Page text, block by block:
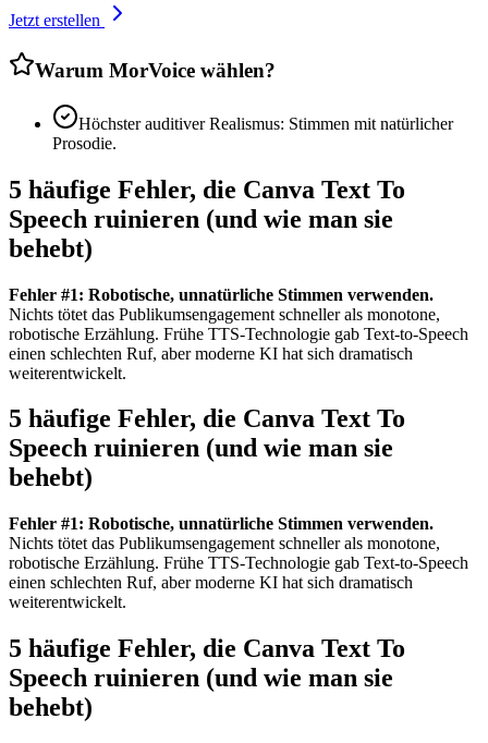
Jetzt erstellen
Warum MorVoice wählen?
Höchster auditiver Realismus: Stimmen mit natürlicher
Prosodie.
5 häufige Fehler, die Canva Text To
Speech ruinieren (und wie man sie
behebt)
Fehler #1: Robotische, unnatürliche Stimmen verwenden.
Nichts tötet das Publikumsengagement schneller als monotone,
robotische Erzählung. Frühe TTS-Technologie gab Text-to-Speech
einen schlechten Ruf, aber moderne KI hat sich dramatisch
weiterentwickelt.
5 häufige Fehler, die Canva Text To
Speech ruinieren (und wie man sie
behebt)
Fehler #1: Robotische, unnatürliche Stimmen verwenden.
Nichts tötet das Publikumsengagement schneller als monotone,
robotische Erzählung. Frühe TTS-Technologie gab Text-to-Speech
einen schlechten Ruf, aber moderne KI hat sich dramatisch
weiterentwickelt.
5 häufige Fehler, die Canva Text To
Speech ruinieren (und wie man sie
behebt)